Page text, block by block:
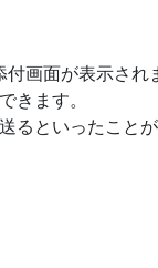
画面が表示さ
きます。
るといったこと